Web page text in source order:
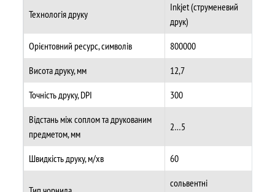
Технологія друку
Inkjet (струменевий
друк)
Орієнтовний ресурс, символів
800000
Висота друку, мм
12,7
Точність друку, DPI
300
Відстань між соплом та друкованим
предметом, мм
2…5
Швидкість друку, м/хв 60
сольвентні